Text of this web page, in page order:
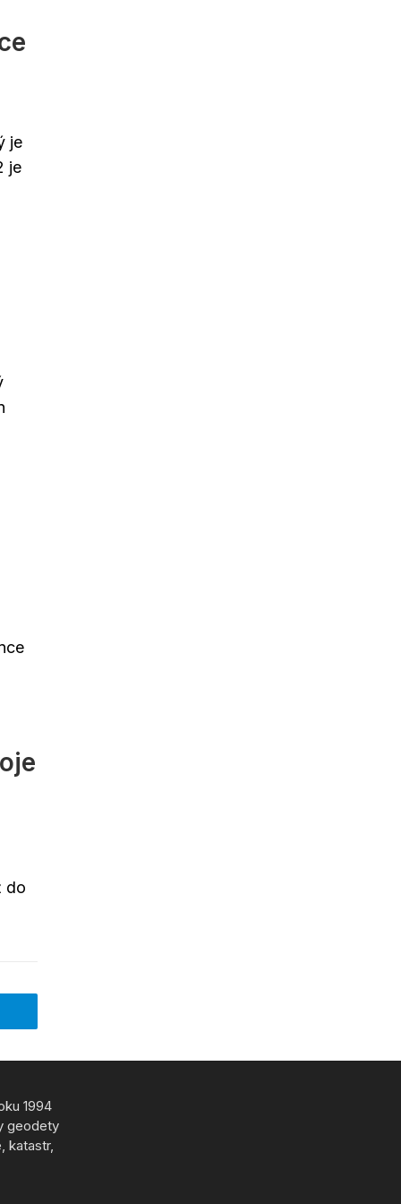
je
je
do
1994
geodety
katastr,